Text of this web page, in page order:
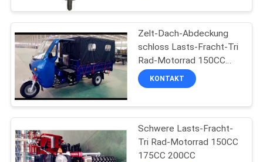
Zelt-Dach-Abdeckung
schloss Lasts-Fracht-Tri
Rad-Motorrad 150CC
175CC 200CC ein
KONTAKT
Schwere Lasts-Fracht-
Tri Rad-Motorrad 150CC
175CC 200CC